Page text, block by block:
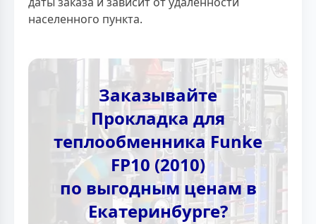
населенного пункта.
Заказывайте
Прокладка для
теплообменника Funke
FP10 (2010)
по выгодным ценам в
Екатеринбурге?